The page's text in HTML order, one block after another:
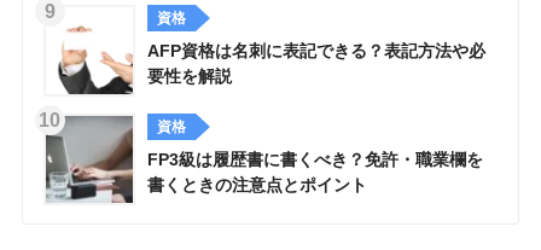
資格
AFP資格は名刺に表記できる？表記方法や必
要性を解説
資格
FP3級は履歴書に書くべき？免許・職業欄を
書くときの注意点とポイント